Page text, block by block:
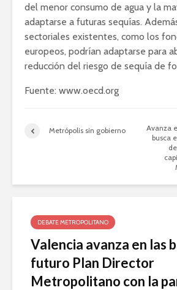
del menor consumo de agua y la
adaptarse a futuras sequías.
sectoriales existentes, como los
europeos, podrían adaptarse para
reducción del riesgo de sequía de
Fuente: www.oecd.org
Metrópolis sin gobierno
Avanza
busca
DEBATE METROPOLITANO
Valencia avanza en las
futuro Plan Director
Metropolitano con la